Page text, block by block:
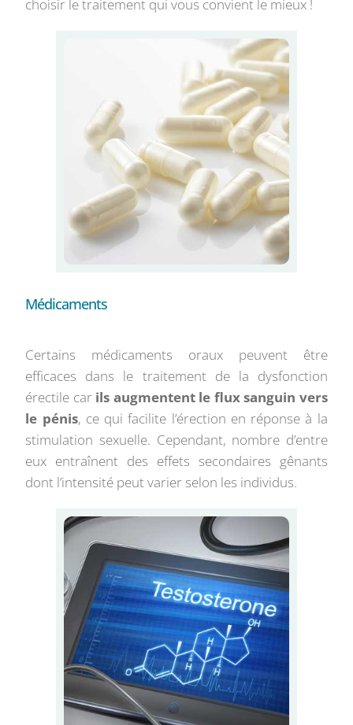
choisir le traitement qui vous convient le mieux !
Médicaments
Certains médicaments oraux peuvent être
efficaces dans le traitement de la dysfonction
érectile car ils augmentent le flux sanguin vers
le pénis, ce qui facilite l’érection en réponse à la
stimulation sexuelle. Cependant, nombre d’entre
eux entraînent des effets secondaires gênants
dont l’intensité peut varier selon les individus.